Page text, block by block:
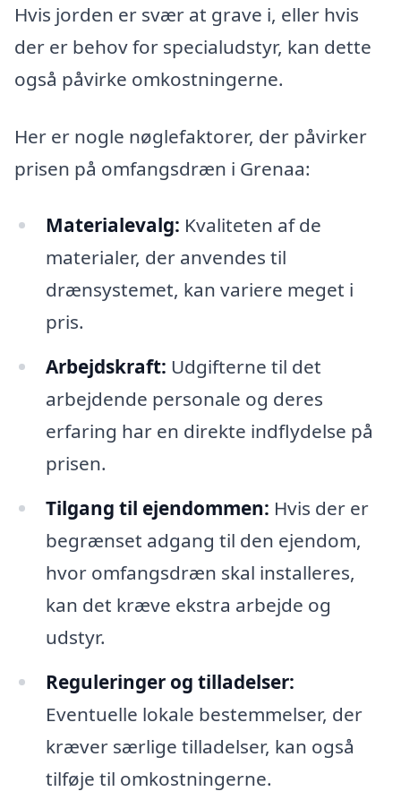
Hvis jorden er svær at grave i, eller hvis
der er behov for specialudstyr, kan dette
også påvirke omkostningerne.
Her er nogle nøglefaktorer, der påvirker
prisen på omfangsdræn i Grenaa:
Materialevalg: Kvaliteten af de
materialer, der anvendes til
drænsystemet, kan variere meget i
pris.
Arbejdskraft: Udgifterne til det
arbejdende personale og deres
erfaring har en direkte indflydelse på
prisen.
Tilgang til ejendommen: Hvis der er
begrænset adgang til den ejendom,
hvor omfangsdræn skal installeres,
kan det kræve ekstra arbejde og
udstyr.
Reguleringer og tilladelser:
Eventuelle lokale bestemmelser, der
kræver særlige tilladelser, kan også
tilføje til omkostningerne.